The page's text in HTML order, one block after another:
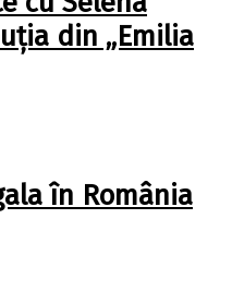
din „Emilia
în România